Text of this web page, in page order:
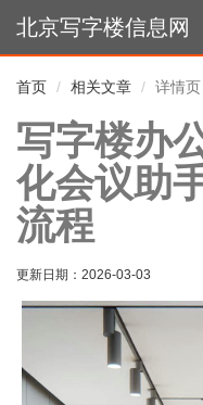
北京写字楼信息网
首页 相关文章 详情页
写字楼办
化会议助
流程
更新日期： 2026-03-03